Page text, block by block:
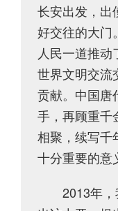
长安出发，出
好交往的大门
人民一道推
世界文明交流
贡献。中国唐
手，再顾重千
相聚，续写千
十分重要的意
2013年，